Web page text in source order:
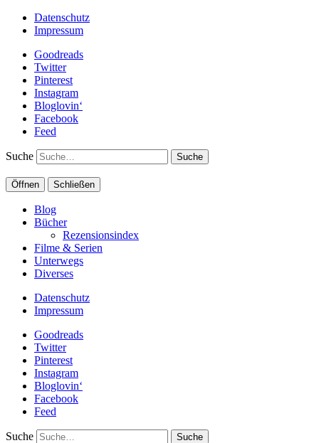
Datenschutz
Impressum
Goodreads
Twitter
Pinterest
Instagram
Bloglovin‘
Facebook
Feed
Suche
Öffnen Schließen
Blog
Bücher
Rezensionsindex
Filme & Serien
Unterwegs
Diverses
Datenschutz
Impressum
Goodreads
Twitter
Pinterest
Instagram
Bloglovin‘
Facebook
Feed
Suche